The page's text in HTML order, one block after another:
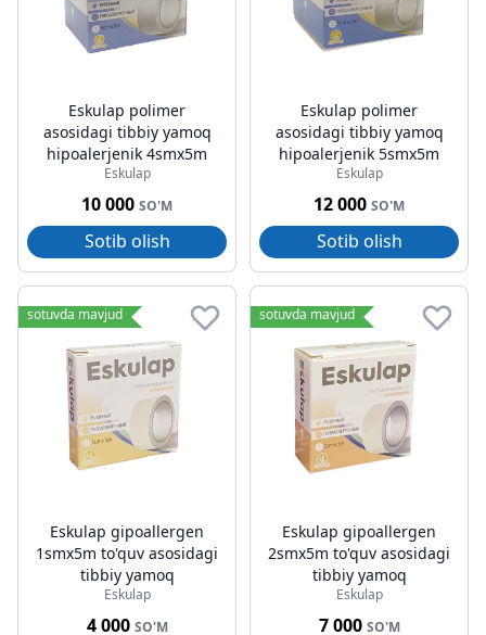
Eskulap polimer
asosidagi tibbiy yamoq
hipoalerjenik 4smx5m
Eskulap
10 000 SO'M
Sotib olish
Eskulap polimer
asosidagi tibbiy yamoq
hipoalerjenik 5smx5m
Eskulap
12 000 SO'M
Sotib olish
sotuvda mavjud
Eskulap gipoallergen
1smx5m to'quv asosidagi
tibbiy yamoq
Eskulap
4 000 SO'M
sotuvda mavjud
Eskulap gipoallergen
2smx5m to'quv asosidagi
tibbiy yamoq
Eskulap
7 000 SO'M